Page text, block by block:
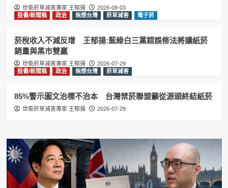
2
投書/新聞稿 政治 無煙台灣
盟籲從源頭終結紙菸
3
尼古丁 投書/新聞稿
電子菸
樣可以摻毒，支持全面禁止紙菸
4
台灣禁菸聯盟籲效仿英國推動無煙世代
禁菸 維護國人健康
投書/新聞稿 政治 無煙台灣 菸草減害 電子菸
世衛菸草減害專家 王郁揚
2026-08-03
投書/新聞稿
政治 無煙台灣 菸草減害 電子菸
菸稅收入不減反增 王郁揚:藍綠白三黨錯誤修法將讓紙菸
銷量與黑市雙贏
世衛菸草減害專家 王郁揚
2026-07-29
投書/新聞稿
政治 無煙台灣 菸草減害
85%警示圖文治標不治本 台灣禁菸聯盟籲從源頭終結紙菸
世衛菸草減害專家 王郁揚 2026-07-29